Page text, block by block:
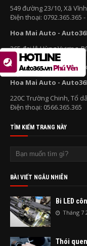
549 đường 23/10, Xã
Điện thoại: 0792.365.365 -
Hoa Mai Auto -
365 đại lộ Hùng Vương,
Điện thoại: 0783.365.365 -
Website: https://
Hoa Mai Auto -
220C Trường Chinh, Tổ
Điện thoại: 0566.365.365
TÌM KIẾM TRANG NÀY
BÀI VIẾT NGẪU NHIÊN
Bi LED
Tháng 7
Thói